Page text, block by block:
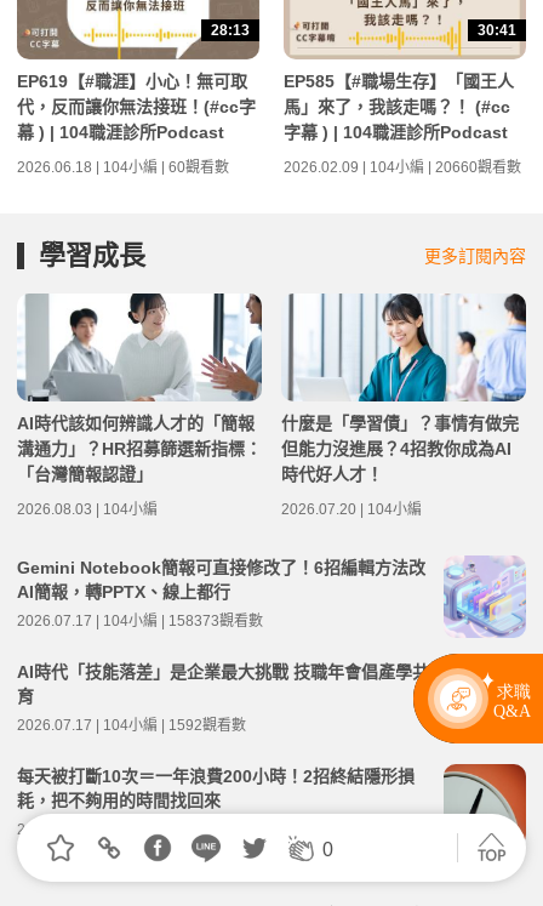
0
28:13
EP619【#職涯】小心！無可取
代，反而讓你無法接班！(#cc字
幕 ) | 104職涯診所Podcast
2026.06.18 | 104小編 | 60觀看數
30:41
EP585【#職場生存】「國王人
馬」來了，我該走嗎？！ (#cc
字幕 ) | 104職涯診所Podcast
2026.02.09 | 104小編 | 20660觀看數
學習成長 更多訂閱內容
AI時代該如何辨識人才的「簡報
溝通力」？HR招募篩選新指標：
「台灣簡報認證」
2026.08.03 | 104小編
什麼是「學習債」？事情有做完
但能力沒進展？4招教你成為AI
時代好人才！
2026.07.20 | 104小編
Gemini Notebook簡報可直接修改了！6招編輯方法改
AI簡報，轉PPTX、線上都行
2026.07.17 | 104小編 | 158373觀看數
AI時代「技能落差」是企業最大挑戰 技職年會倡產學共
育
2026.07.17 | 104小編 | 1592觀看數
每天被打斷10次＝一年浪費200小時！2招終結隱形損
耗，把不夠用的時間找回來
2026.07.06 | 104小編 | 2312觀看數